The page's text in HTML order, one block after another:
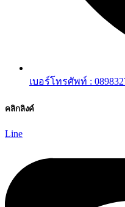
เบอร์โทรศัพท์ :
คลิกลิงค์
Line